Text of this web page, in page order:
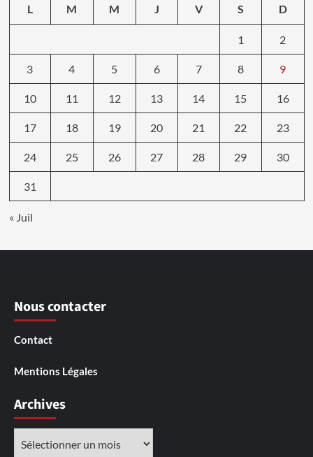
L M M J V S D
1 2
3 4 5 6 7 8 9
10 11 12 13 14 15 16
17 18 19 20 21 22 23
24 25 26 27 28 29 30
31
« Juil
Nous contacter
Contact
Mentions Légales
Archives